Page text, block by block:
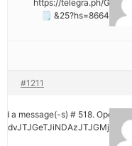
https://telegra.ph/Go-
#1211
a message(-s) # 518. Open